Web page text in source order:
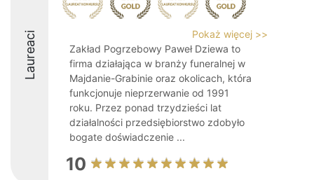
Laureaci
Pokaż więcej >>
Zakład Pogrzebowy Paweł Dziewa to
firma działająca w branży funeralnej w
Majdanie-Grabinie oraz okolicach, która
funkcjonuje nieprzerwanie od 1991
roku. Przez ponad trzydzieści lat
działalności przedsiębiorstwo zdobyło
bogate doświadczenie ...
10